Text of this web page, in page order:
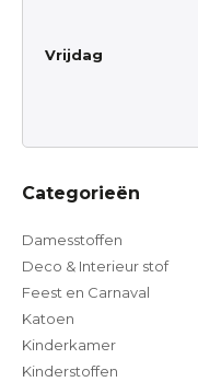
Vrijdag
Categorieën
Damesstoffen
Deco & Interieur stof
Feest en Carnaval
Katoen
Kinderkamer
Kinderstoffen